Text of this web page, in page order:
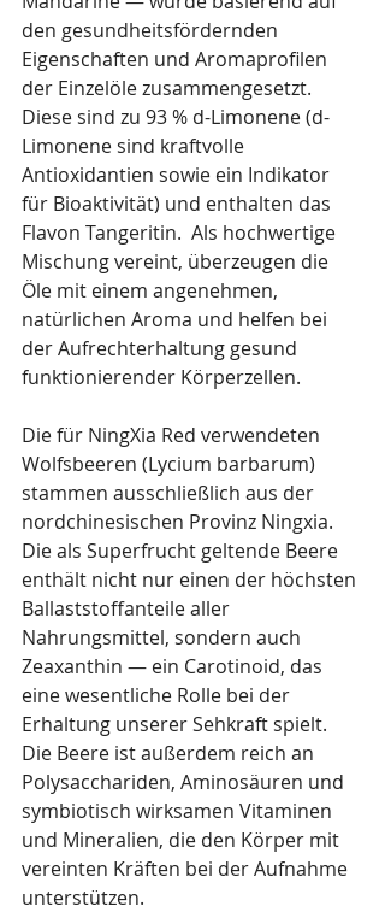
den gesundheitsfördernden
Eigenschaften und Aromaprofilen
der Einzelöle zusammengesetzt.
Diese sind zu 93 % d-Limonene (d-
Limonene sind kraftvolle
Antioxidantien sowie ein Indikator
für Bioaktivität) und enthalten das
Flavon Tangeritin.  Als hochwertige
Mischung vereint, überzeugen die
Öle mit einem angenehmen,
natürlichen Aroma und helfen bei
der Aufrechterhaltung gesund
funktionierender Körperzellen.
Die für NingXia Red verwendeten
Wolfsbeeren (Lycium barbarum)
stammen ausschließlich aus der
nordchinesischen Provinz Ningxia.
Die als Superfrucht geltende Beere
enthält nicht nur einen der höchsten
Ballaststoffanteile aller
Nahrungsmittel, sondern auch
Zeaxanthin — ein Carotinoid, das
eine wesentliche Rolle bei der
Erhaltung unserer Sehkraft spielt.
Die Beere ist außerdem reich an
Polysacchariden, Aminosäuren und
symbiotisch wirksamen Vitaminen
und Mineralien, die den Körper mit
vereinten Kräften bei der Aufnahme
unterstützen.